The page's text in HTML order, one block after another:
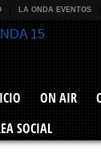
LA ONDA EVENTOS
ON AIR
SOCIAL